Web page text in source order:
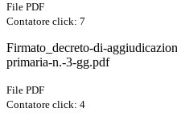
File PDF
Contatore click: 7
Firmato_decreto-di-
primaria-n.-3-gg.pdf
File PDF
Contatore click: 4